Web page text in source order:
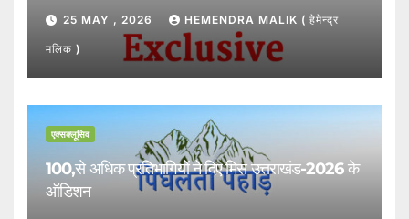
25 MAY , 2026 HEMENDRA MALIK ( हेमेन्द्र
मलिक )
एक्सक्लूसिव
100,से अधिक प्रतिभागियों ने दिए मिस उत्तराखंड-2026 के
ऑडिशन